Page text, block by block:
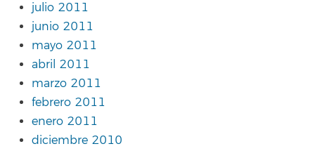
julio 2011
junio 2011
mayo 2011
abril 2011
marzo 2011
febrero 2011
enero 2011
diciembre 2010